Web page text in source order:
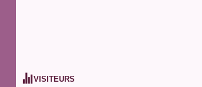
VISITEURS